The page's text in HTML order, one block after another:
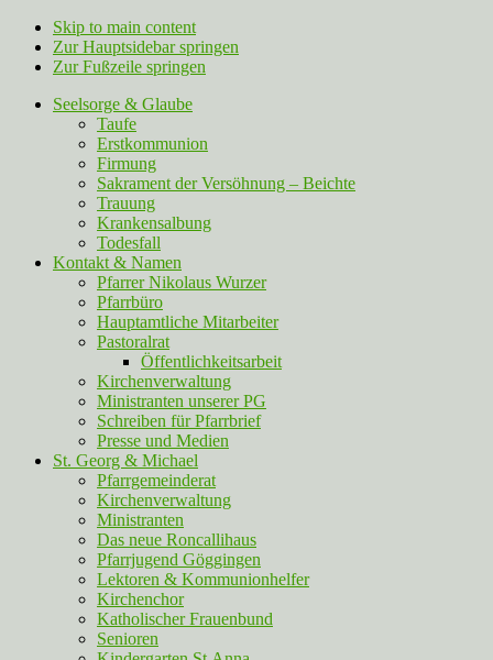
Skip to main content
Zur Hauptsidebar springen
Zur Fußzeile springen
Seelsorge & Glaube
Taufe
Erstkommunion
Firmung
Sakrament der Versöhnung – Beichte
Trauung
Krankensalbung
Todesfall
Kontakt & Namen
Pfarrer Nikolaus Wurzer
Pfarrbüro
Hauptamtliche Mitarbeiter
Pastoralrat
Öffentlichkeitsarbeit
Kirchenverwaltung
Ministranten unserer PG
Schreiben für Pfarrbrief
Presse und Medien
St. Georg & Michael
Pfarrgemeinderat
Kirchenverwaltung
Ministranten
Das neue Roncallihaus
Pfarrjugend Göggingen
Lektoren & Kommunionhelfer
Kirchenchor
Katholischer Frauenbund
Senioren